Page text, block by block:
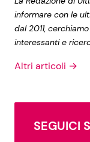
informare con le
dal 2011,
interessanti e
Altri articoli →
SEGUICI